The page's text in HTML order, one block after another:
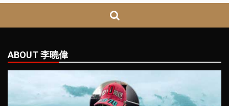
ABOUT 李曉偉